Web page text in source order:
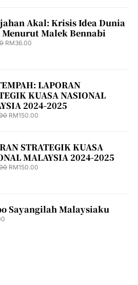
Akal: Krisis Idea Dunia
Malek Bennabi
RM36.00
LAPORAN
KUASA NASIONAL
2024-2025
RM150.00
STRATEGIK KUASA
MALAYSIA 2024-2025
RM150.00
Sayangilah Malaysiaku